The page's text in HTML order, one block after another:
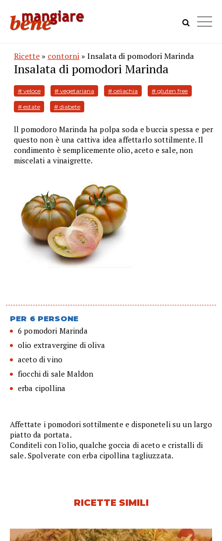
Ricette » contorni » Insalata di pomodori Marinda
Insalata di pomodori Marinda
# veloce # vegetariana # celiachia # gluten free
# estate # diabete
ll pomodoro Marinda ha polpa soda e buccia spessa e per
questo non è una cattiva idea affettarlo sottilmente. Il
condimento è semplicemente olio, aceto e sale, non
miscelati a vinaigrette.
PER 6 PERSONE
6 pomodori Marinda
olio extravergine di oliva
aceto di vino
fiocchi di sale Maldon
erba cipollina
Affettate i pomodori sottilmente e disponeteli su un largo
piatto da portata.
Conditeli con l'olio, qualche goccia di aceto e cristalli di
sale. Spolverate con erba cipollina tagliuzzata.
RICETTE SIMILI